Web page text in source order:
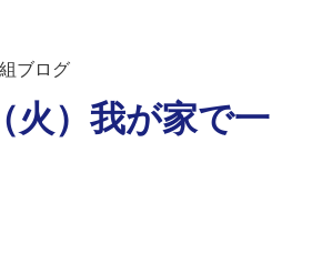
ブログ
火）我が家で一